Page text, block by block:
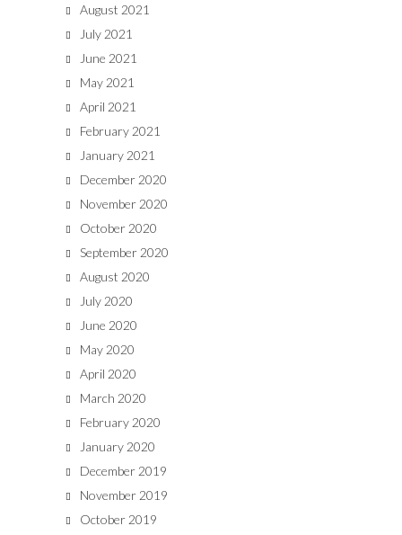
August 2021
July 2021
June 2021
May 2021
April 2021
February 2021
January 2021
December 2020
November 2020
October 2020
September 2020
August 2020
July 2020
June 2020
May 2020
April 2020
March 2020
February 2020
January 2020
December 2019
November 2019
October 2019